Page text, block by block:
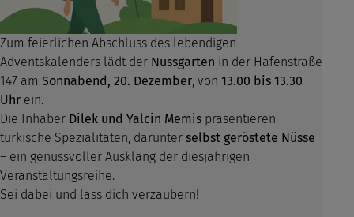
Zum feierlichen Abschluss des lebendigen
Adventskalenders lädt der Nussgarten in der Hafenstraße
147 am Sonnabend, 20. Dezember, von 13.00 bis 13.30
Uhr ein.
Die Inhaber Dilek und Yalcin Memis präsentieren
türkische Spezialitäten, darunter selbst geröstete Nüsse
– ein genussvoller Ausklang der diesjährigen
Veranstaltungsreihe.
Sei dabei und lass dich verzaubern!